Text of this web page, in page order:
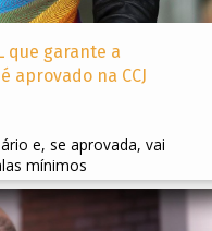
que garante a
aprovado na CCJ
e, se aprovada, vai
mínimos